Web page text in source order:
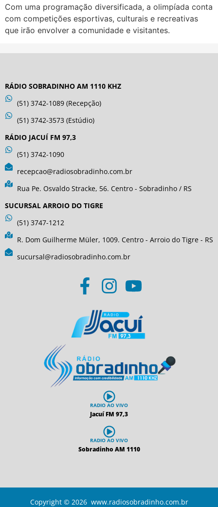
Com uma programação diversificada, a olimpíada conta
com competições esportivas, culturais e recreativas
que irão envolver a comunidade e visitantes.
RÁDIO SOBRADINHO AM 1110 KHZ
(51) 3742-1089 (Recepção)
(51) 3742-3573 (Estúdio)
RÁDIO JACUÍ FM 97,3
(51) 3742-1090
recepcao@radiosobradinho.com.br
Rua Pe. Osvaldo Stracke, 56. Centro - Sobradinho / RS
SUCURSAL ARROIO DO TIGRE
(51) 3747-1212
R. Dom Guilherme Müler, 1009. Centro - Arroio do Tigre - RS
sucursal@radiosobradinho.com.br
RADIO AO VIVO
Jacuí FM 97,3
RADIO AO VIVO
Sobradinho AM 1110
Copyright © 2026 www.radiosobradinho.com.br